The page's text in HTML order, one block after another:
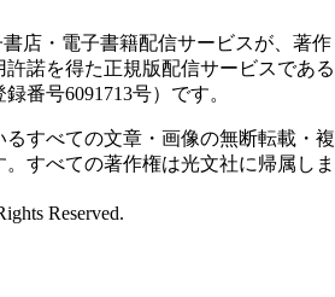
店・電子書籍配信サービスが、著作
諾を得た正規版配信サービスである
番号6091713号）です。
すべての文章・画像の無断転載・複
すべての著作権は光文社に帰属しま
Reserved.